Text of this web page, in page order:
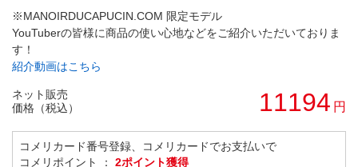
※MANOIRDUCAPUCIN.COM 限定モデル
YouTuberの皆様に商品の使い心地などをご紹介いただいておりま
す！
紹介動画はこちら
ネット販売
価格（税込）
11194 円
コメリカード番号登録、コメリカードでお支払いで
コメリポイント ： 2ポイント獲得